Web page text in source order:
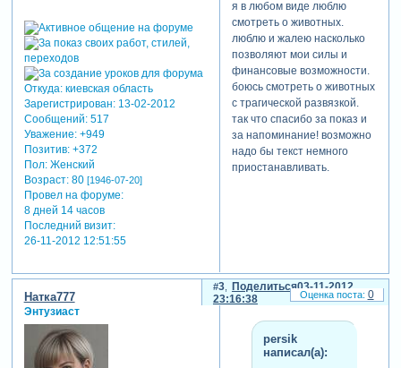
теги: социальный,животные
Откуда:киевская область
Зарегистрирован: 13-02-2012
Сообщений:517
Уважение: +949
Позитив: +372
Пол:Женский
Возраст:80 [1946-07-20]
Провел на форуме:
8 дней 14 часов
Последний визит:
26-11-2012 12:51:55
я в любом виде люблю
смотреть о животных.
люблю и жалею насколько
позволяют мои силы и
финансовые возможности.
боюсь смотреть о животных
с трагической развязкой.
так что спасибо за показ и
за напоминание! возможно
надо бы текст немного
приостанавливать.
Поделиться
3
03-11-2012
23:16:38
Натка777
Энтузиаст
persik
написал(а):
0